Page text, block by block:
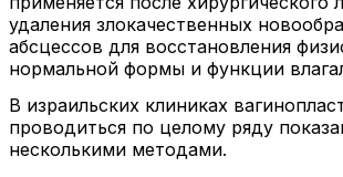
удаления злокачественных
абсцессов для восстановления
нормальной формы и функции
В израильских клиниках
проводиться по целому ряду
несколькими методами.